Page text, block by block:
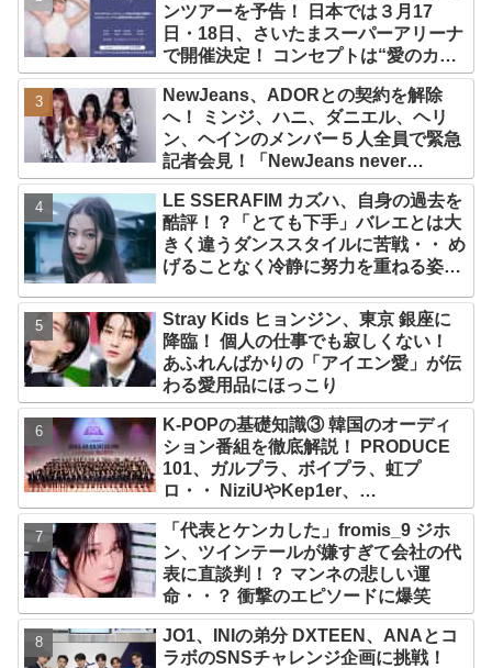
ンツアーを予告！ 日本では３月17
日・18日、さいたまスーパーアリーナ
で開催決定！ コンセプトは“愛のカケ
ラ”！？ 14日には新アルバム
『AMORTAGE』もリリース
NewJeans、ADORとの契約を解除
へ！ ミンジ、ハニ、ダニエル、ヘリ
ン、ヘインのメンバー５人全員で緊急
記者会見！「NewJeans never
dies!」と微笑みの宣言！ ADOR側、
2029年まで契約有効と主張
LE SSERAFIM カズハ、自身の過去を
酷評！？「とても下手」バレエとは大
きく違うダンススタイルに苦戦・・ め
げることなく冷静に努力を重ねる姿に
Stray Kids ヒョンジン、東京 銀座に
降臨！ 個人の仕事でも寂しくない！
あふれんばかりの「アイエン愛」が伝
わる愛用品にほっこり
K-POPの基礎知識③ 韓国のオーディ
ション番組を徹底解説！ PRODUCE
101、ガルプラ、ボイプラ、虹プ
ロ・・ NiziUやKep1er、
ZEROBASEONEら人気グループが
続々と誕生！ JO1やINI、ME:Iを生ん
だ日プまで一挙紹介
「代表とケンカした」fromis_9 ジホ
ン、ツインテールが嫌すぎて会社の代
表に直談判！？ マンネの悲しい運
命・・？ 衝撃のエピソードに爆笑
JO1、INIの弟分 DXTEEN、ANAとコ
ラボのSNSチャレンジ企画に挑戦！